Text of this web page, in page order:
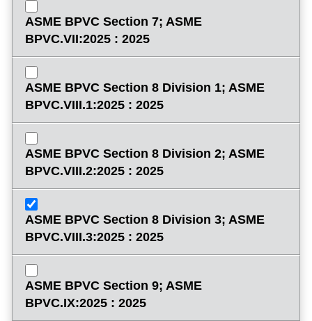
ASME BPVC Section 7; ASME
BPVC.VII:2025 : 2025
ASME BPVC Section 8 Division 1; ASME
BPVC.VIII.1:2025 : 2025
ASME BPVC Section 8 Division 2; ASME
BPVC.VIII.2:2025 : 2025
ASME BPVC Section 8 Division 3; ASME
BPVC.VIII.3:2025 : 2025
ASME BPVC Section 9; ASME
BPVC.IX:2025 : 2025